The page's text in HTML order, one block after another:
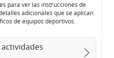
para ver las instrucciones de
adicionales que se aplican
de equipos deportivos.